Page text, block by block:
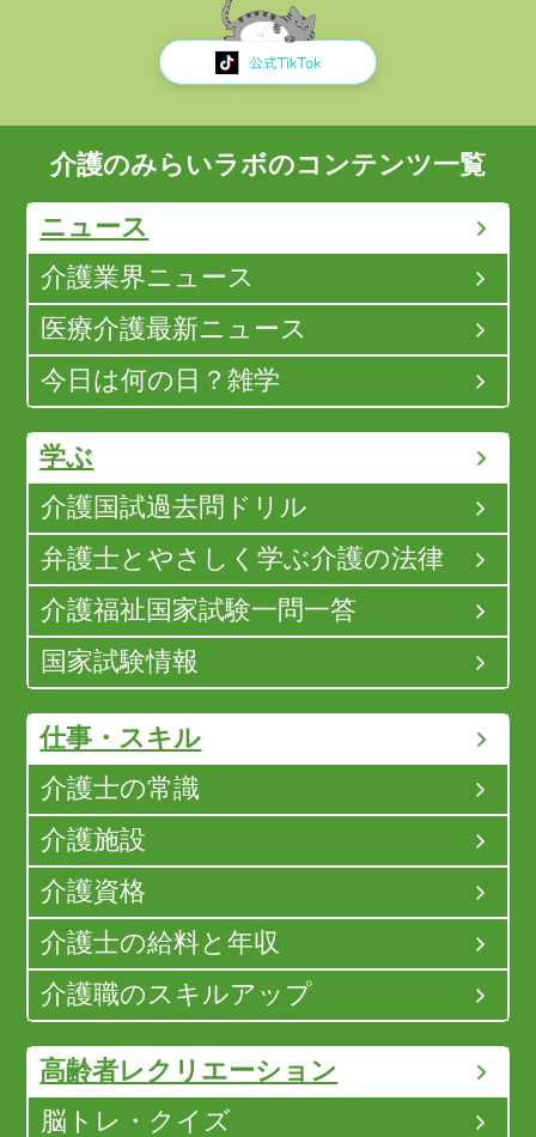
介護のみらいラボのコンテンツ一覧
ニュース
介護業界ニュース
医療介護最新ニュース
今日は何の日？雑学
学ぶ
介護国試過去問ドリル
弁護士とやさしく学ぶ介護の法律
介護福祉国家試験一問一答
国家試験情報
仕事・スキル
介護士の常識
介護施設
介護資格
介護士の給料と年収
介護職のスキルアップ
高齢者レクリエーション
脳トレ・クイズ